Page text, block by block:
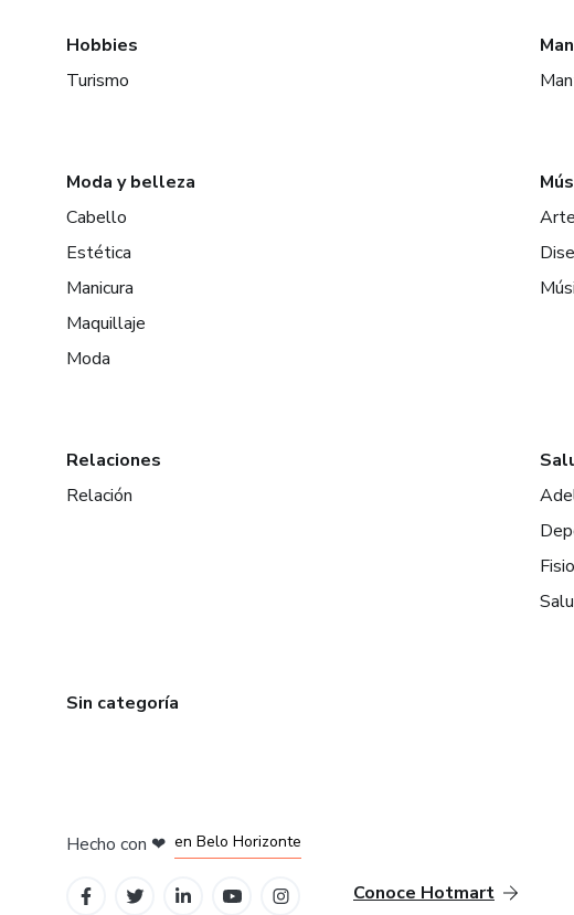
Hobbies
Turismo
Moda y belleza
Cabello
Estética
Manicura
Maquillaje
Moda
Relaciones
Relación
Sin categoría
Hecho con ❤ en Belo Horizonte
Conoce Hotmart